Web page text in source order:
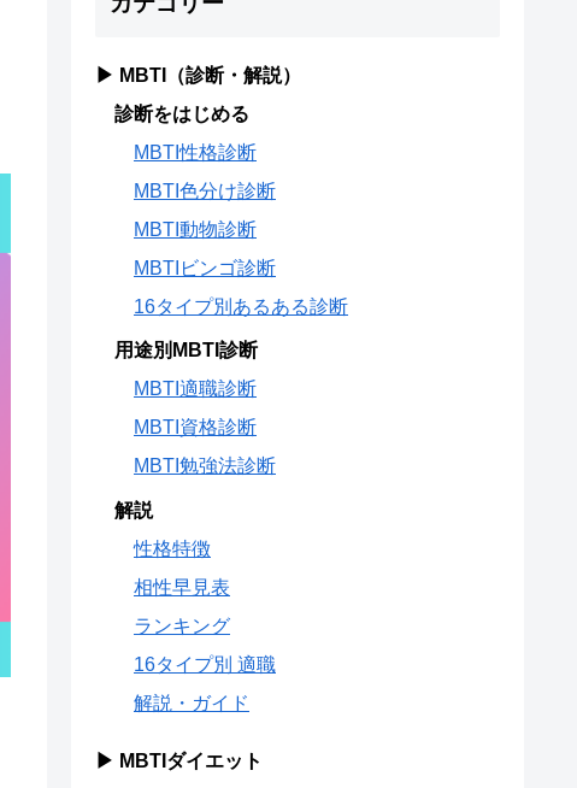
▶ MBTI（診断・解説）
診断をはじめる
MBTI性格診断
MBTI色分け診断
MBTI動物診断
MBTIビンゴ診断
16タイプ別あるある診断
用途別MBTI診断
MBTI適職診断
MBTI資格診断
MBTI勉強法診断
解説
性格特徴
相性早見表
ランキング
16タイプ別 適職
解説・ガイド
▶ MBTIダイエット